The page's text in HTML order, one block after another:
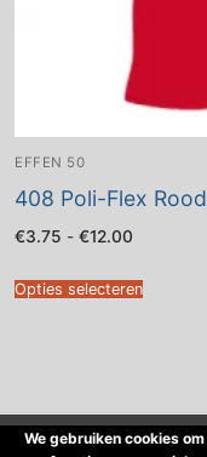
EFFEN 50
408 Poli-Flex Rood
€3.75 - €12.00
€12.00
Opties selecteren
We gebruiken cookies